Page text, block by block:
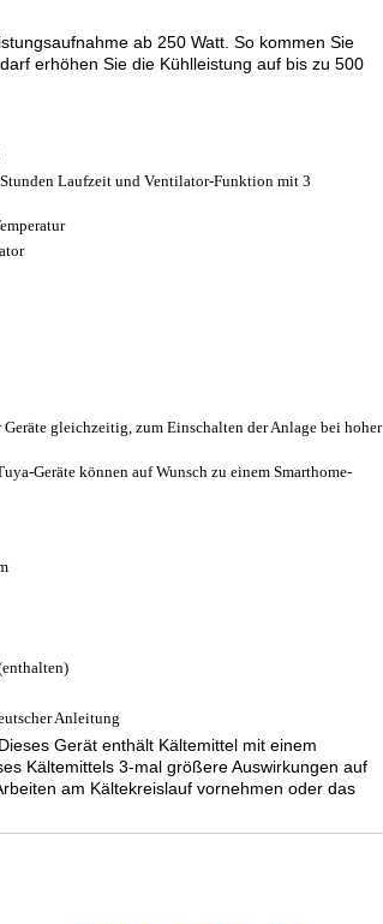
ab 250 Watt. So kommen Sie
erhöhen Sie die Kühlleistung auf bis zu 500
Laufzeit und Ventilator-Funktion mit 3
Geräte gleichzeitig, zum Einschalten der Anlage bei hoher
Geräte können auf Wunsch zu einem Smarthome-
Anleitung
Gerät enthält Kältemittel mit einem
Kältemittels 3-mal größere Auswirkungen auf
am Kältekreislauf vornehmen oder das